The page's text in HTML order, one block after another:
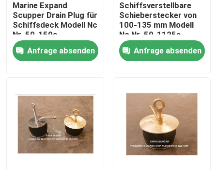
Produkte
Über uns
Marine Expand
Scupper Drain Plug für
Schiffsdeck Modell Nc
Nr. 50-150a
Anfrage absenden
Schiffsverstellbare
Schieberstecker von
100-135 mm Modell
Nc Nr. 50-1125a
Abdeckplatte aus
Kupfer, Karosserie-
Kautschuk
Anfrage absenden